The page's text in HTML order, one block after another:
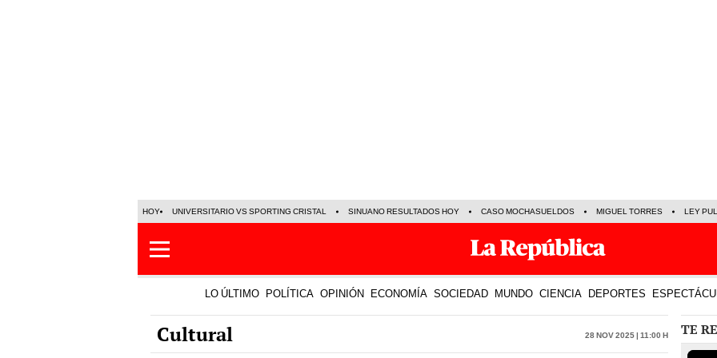
HOY UNIVERSITARIO VS SPORTING CRISTAL SINUANO RESULTADOS HOY CASO MOCHASUELDOS MIGUEL TORRES LEY
LO ÚLTIMO POLÍTICA OPINIÓN ECONOMÍA SOCIEDAD MUNDO CIENCIA DEPORTES
Cultural 28 Nov 2025 | 11:00 h TE